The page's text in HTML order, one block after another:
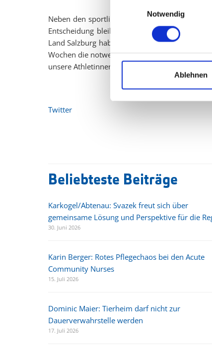
Notwendig
Ablehnen
Neben den sportlichen Auswirkungen verweist
Entscheidung bleibt nicht ohne
Land Salzburg haben. Wir werden diese
Wochen die notwendigen Reaktionen und
unsere Athletinnen und Athleten bestmöglich zu
Twitter
Beliebteste Beiträge
Karkogel/Abtenau: Svazek freut sich über
gemeinsame Lösung und Perspektive für die
30. Juni 2026
Karin Berger: Rotes Pflegechaos bei den Acute
Community Nurses
15. Juli 2026
Dominic Maier: Tierheim darf nicht zur
Dauerverwahrstelle werden
17. Juli 2026